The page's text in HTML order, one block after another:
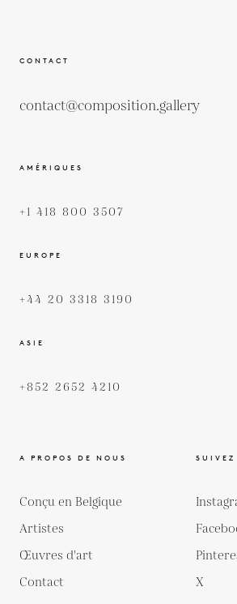
CONTACT
contact@composition.gallery
AMÉRIQUES
+1 418 800 3507
EUROPE
+44 20 3318 3190
ASIE
+852 2652 4210
A PROPOS DE NOUS
Conçu en Belgique
Artistes
Œuvres d'art
Contact
SUIVEZ
X